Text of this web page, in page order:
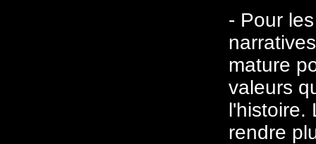
- Pour
mature
valeurs
l'histoire.
rendre